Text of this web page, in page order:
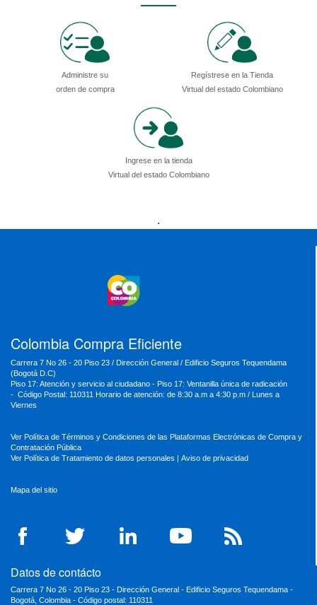
Administre su
orden de compra
Regístrese en la Tienda
Virtual del estado Colombiano
Ingrese en la tienda
Virtual del estado Colombiano
MinRelaciones
MinHacienda
.
Colombia Compra Eficiente
Carrera 7 No 26 - 20 Piso 23 / Dirección General / Edificio Seguros Tequendama
(Bogotá D.C)
Piso 17: Atención y servicio al ciudadano - Piso 17: Ventanilla única de radicación
- Código Postal: 110311 Horario de atención: de 8:30 a.m a 4:30 p.m / Lunes a
Viernes
Ver Política de Términos y Condiciones de las Plataformas Electrónicas de Compra y
Contratación Pública
Ver Política de Tratamiento de datos personales | Aviso de privacidad
Mapa del sitio
Datos de contácto
Carrera 7 No 26 - 20 Piso 23 - Dirección General - Edificio Seguros Tequendama -
Bogotá, Colombia - Código postal: 110311